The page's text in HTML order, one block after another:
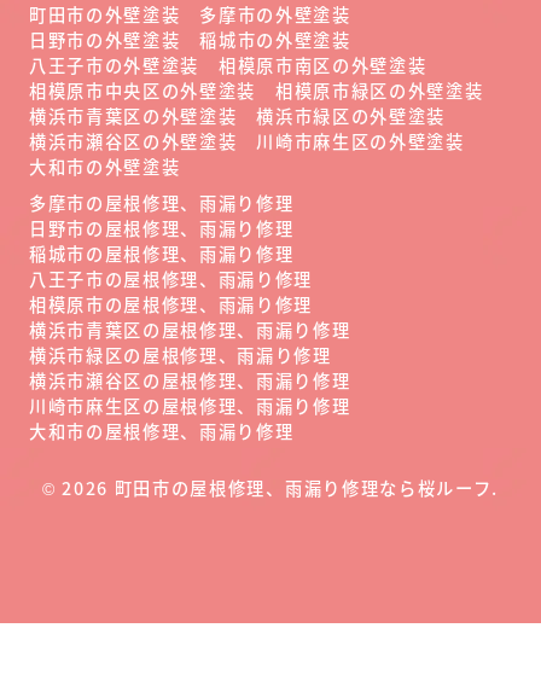
町田市の外壁塗装
多摩市の外壁塗装
日野市の外壁塗装
稲城市の外壁塗装
八王子市の外壁塗装
相模原市南区の外壁塗装
相模原市中央区の外壁塗装
相模原市緑区の外壁塗装
横浜市青葉区の外壁塗装
横浜市緑区の外壁塗装
横浜市瀬谷区の外壁塗装
川崎市麻生区の外壁塗装
大和市の外壁塗装
多摩市の屋根修理、雨漏り修理
日野市の屋根修理、雨漏り修理
稲城市の屋根修理、雨漏り修理
八王子市の屋根修理、雨漏り修理
相模原市の屋根修理、雨漏り修理
横浜市青葉区の屋根修理、雨漏り修理
横浜市緑区の屋根修理、雨漏り修理
横浜市瀬谷区の屋根修理、雨漏り修理
川崎市麻生区の屋根修理、雨漏り修理
大和市の屋根修理、雨漏り修理
©2026 町田市の屋根修理、雨漏り修理なら桜ルーフ.